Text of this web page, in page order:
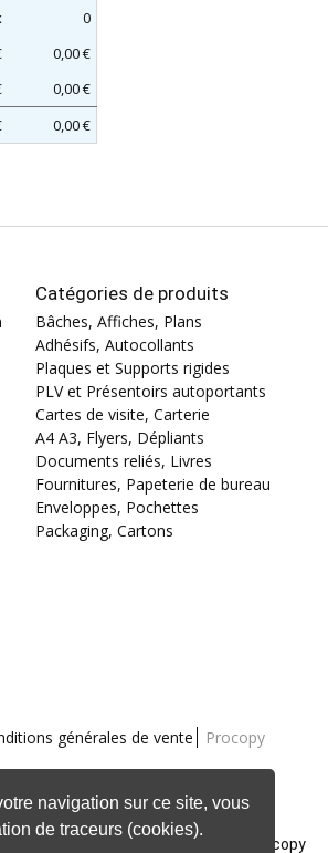
navigation sur ce site, vous
de traceurs (cookies).
0
0,00 €
0,00 €
0,00 €
Catégories de produits
Bâches, Affiches, Plans
Adhésifs, Autocollants
Plaques et Supports rigides
PLV et Présentoirs autoportants
Cartes de visite, Carterie
A4 A3, Flyers, Dépliants
Documents reliés, Livres
Fournitures, Papeterie de bureau
Enveloppes, Pochettes
Packaging, Cartons
générales de vente
Procopy
Procopy